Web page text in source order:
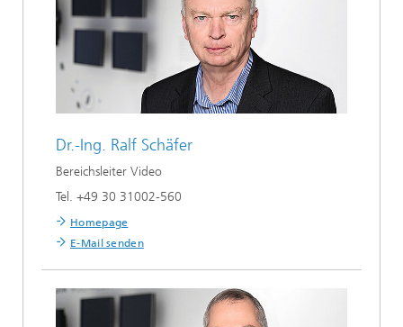
Dr.-Ing. Ralf Schäfer
Bereichsleiter Video
Tel. +49 30 31002-560
Homepage
E-Mail senden